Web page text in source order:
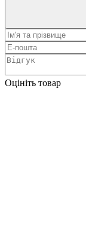
Оцініть товар